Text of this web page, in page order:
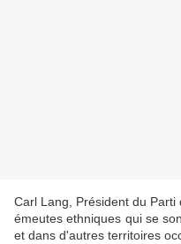
Carl Lang, Président du
émeutes ethniques qui se
et dans d'autres territoires